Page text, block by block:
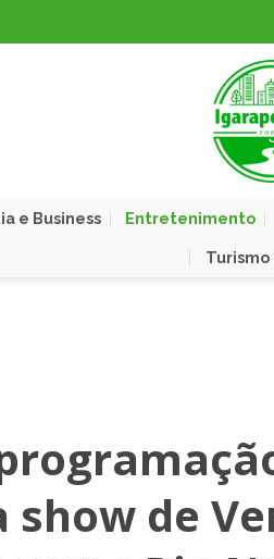
e Business Entretenimento
Turismo
de